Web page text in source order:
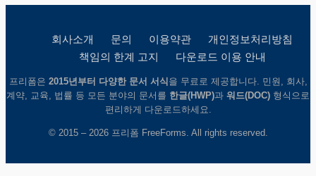
회사소개 문의 이용약관
개인정보처리방침
책임의 한계 고지
다운로드 이용 안내
프리폼은 2015년부터 다양한 문서 서식 을 무료로 제공합니다. 민원, 회사,
계약, 교육, 법률 등 모든 분야의 문서를 한글(HWP)과 워드(DOC) 형식으로
편리하게 다운로드하세요.
© 2015 – 2026 프리폼 FreeForms. All rights reserved.